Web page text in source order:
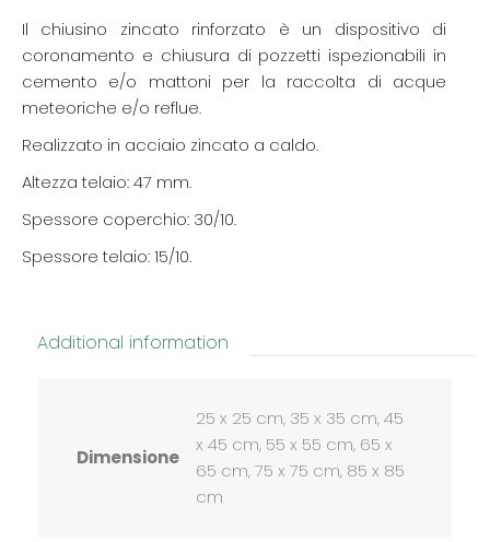
Il chiusino zincato rinforzato è un dispositivo di
coronamento e chiusura di pozzetti ispezionabili in
cemento e/o mattoni per la raccolta di acque
meteoriche e/o reflue.
Realizzato in acciaio zincato a caldo.
Altezza telaio: 47 mm.
Spessore coperchio: 30/10.
Spessore telaio: 15/10.
Additional information
Dimensione
25 x 25 cm, 35 x 35 cm, 45
x 45 cm, 55 x 55 cm, 65 x
65 cm, 75 x 75 cm, 85 x 85
cm